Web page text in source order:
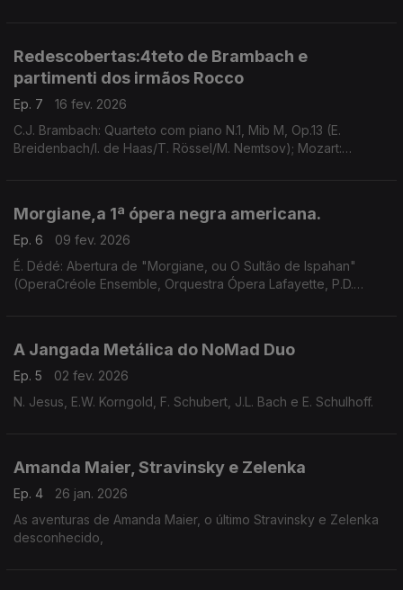
Redescobertas:4teto de Brambach e
partimenti dos irmãos Rocco
Ep. 7
16 fev. 2026
C.J. Brambach: Quarteto com piano N.1, Mib M, Op.13 (E.
Breidenbach/I. de Haas/T. Rössel/M. Nemtsov); Mozart:
Morgiane,a 1ª ópera negra americana.
Ep. 6
09 fev. 2026
É. Dédé: Abertura de "Morgiane, ou O Sultão de Ispahan"
(OperaCréole Ensemble, Orquestra Ópera Lafayette, P.D.
A Jangada Metálica do NoMad Duo
Ep. 5
02 fev. 2026
N. Jesus, E.W. Korngold, F. Schubert, J.L. Bach e E. Schulhoff.
Amanda Maier, Stravinsky e Zelenka
Ep. 4
26 jan. 2026
As aventuras de Amanda Maier, o último Stravinsky e Zelenka
desconhecido,